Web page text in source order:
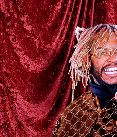
カマー
ション
ト
クト
SOCIAL